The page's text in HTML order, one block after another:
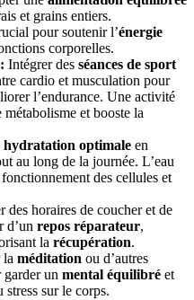
et grains entiers.
pour soutenir l’énergie
corporelles.
Intégrer des séances de sport
cardio et musculation pour
l’endurance. Une activité
et booste la
hydratation optimale en
au long de la journée. L’eau
des cellules et
des horaires de coucher et de
d’un repos réparateur,
la récupération.
la méditation ou d’autres
garder un mental équilibré et
sur le corps.